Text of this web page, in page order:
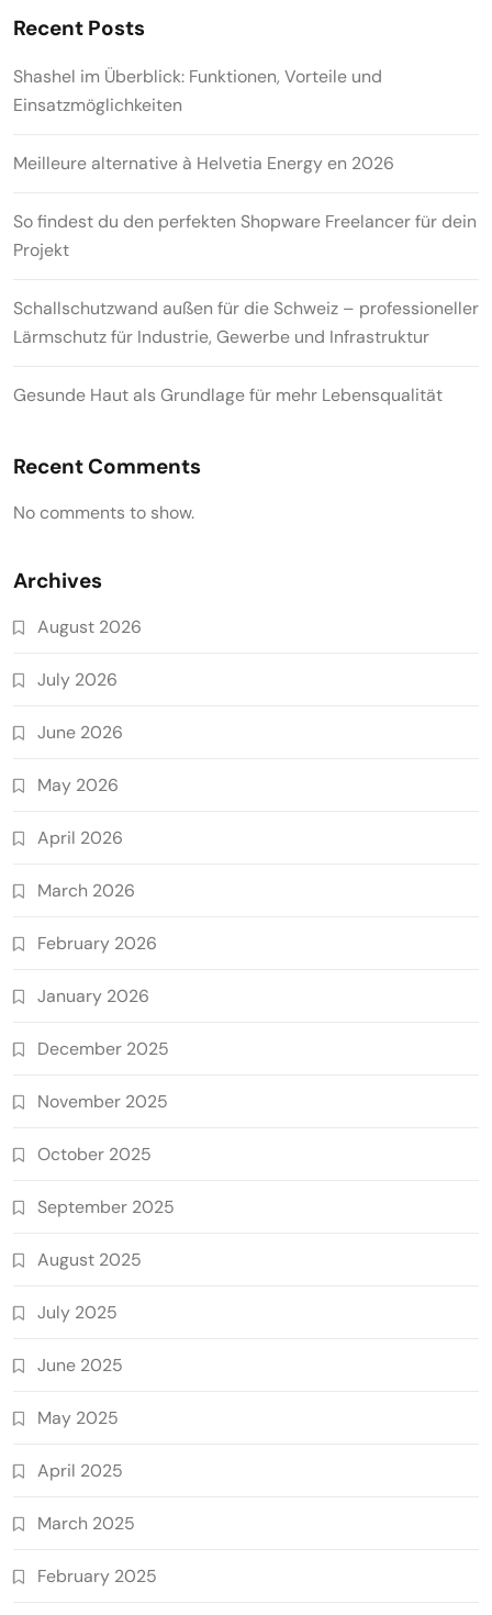
Recent Posts
Shashel im Überblick: Funktionen, Vorteile und
Einsatzmöglichkeiten
Meilleure alternative à Helvetia Energy en 2026
So findest du den perfekten Shopware Freelancer für dein
Projekt
Schallschutzwand außen für die Schweiz – professioneller
Lärmschutz für Industrie, Gewerbe und Infrastruktur
Gesunde Haut als Grundlage für mehr Lebensqualität
Recent Comments
No comments to show.
Archives
August 2026
July 2026
June 2026
May 2026
April 2026
March 2026
February 2026
January 2026
December 2025
November 2025
October 2025
September 2025
August 2025
July 2025
June 2025
May 2025
April 2025
March 2025
February 2025